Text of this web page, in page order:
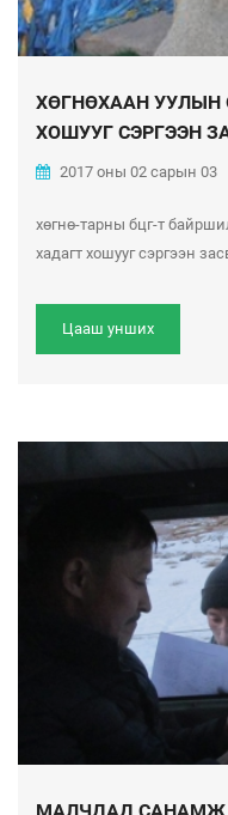
ХӨГНӨХААН УУЛЫН
ХОШУУГ СЭРГЭЭН
2017 оны 02 сарын 03
хөгнө-тарны бцг-т
хадагт хошууг сэргээн
Цааш унших